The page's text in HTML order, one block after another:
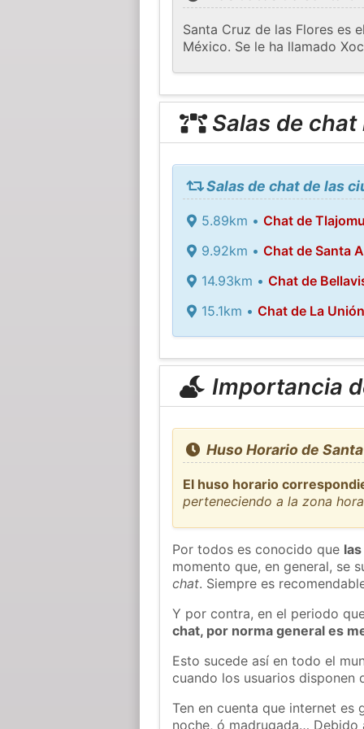
Santa Cruz de las Flores es
México. Se le ha llamado
Salas de chat
Salas de chat de las
5.89km • Chat de
9.92km • Chat de Santa
14.93km • Chat de
15.1km • Chat de La
Importancia
Huso Horario de
El huso horario
perteneciendo a la zona
Por todos es conocido que
momento que, en general, se
chat. Siempre es
Y por contra, en el periodo
chat, por norma general es
Esto sucede así en todo el
cuando los usuarios
Ten en cuenta que internet es
noche, ó madrugada…